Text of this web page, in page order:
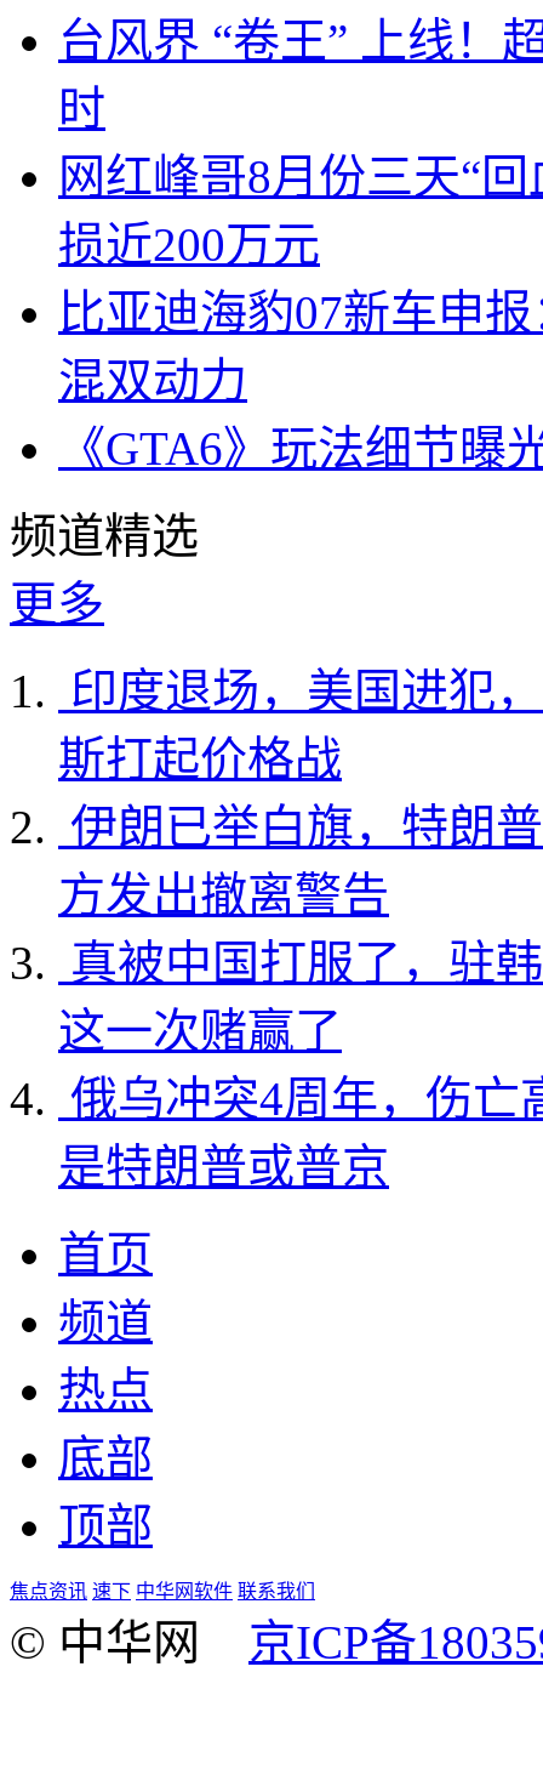
台风界 “卷王” 上线！
时
网红峰哥8月份三天“
损近200万元
比亚迪海豹07新车申
混双动力
《GTA6》玩法细节
频道精选
更多
印度退场，美国进犯
斯打起价格战
伊朗已举白旗，特朗
方发出撤离警告
真被中国打服了，驻
这一次赌赢了
俄乌冲突4周年，伤亡
是特朗普或普京
首页
频道
热点
底部
顶部
焦点资讯 速下 中华网软件 联系我们
© 中华网 京ICP备